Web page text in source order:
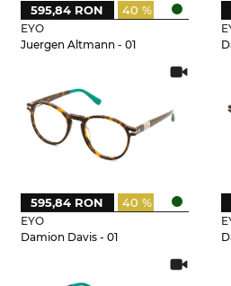
EYO
Juergen Altmann - 01
40 %
595,84 RON
EYO
Damion Davis - 01
40 %
595,84 RON